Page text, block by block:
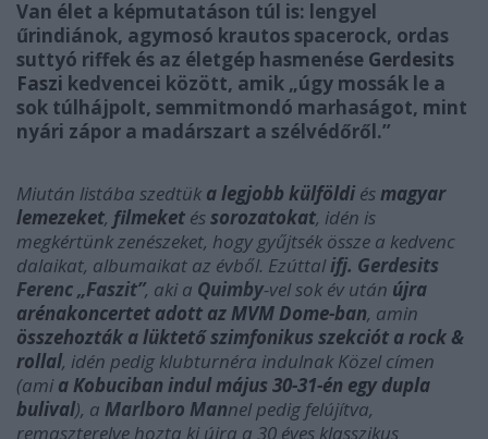
Van élet a képmutatáson túl is: lengyel
űrindiánok, agymosó krautos spacerock, ordas
suttyó riffek és az életgép hasmenése Gerdesits
Faszi kedvencei között, amik „úgy mossák le a
sok túlhájpolt, semmitmondó marhaságot, mint
nyári zápor a madárszart a szélvédőről.”
Miután listába szedtük a legjobb külföldi és magyar
lemezeket, filmeket éssorozatokat, idén is
megkértünk zenészeket, hogy gyűjtsék össze a kedvenc
dalaikat, albumaikat az évből. Ezúttalifj. Gerdesits
Ferenc „Faszit”, aki a Quimby-vel sok év után újra
arénakoncertet adott az MVM Dome-ban, amin
összehozták a lüktető szimfonikus szekciót a rock &
rollal, idén pedig klubturnéra indulnak Közel címen
(ami a Kobuciban indul május 30-31-én egy dupla
bulival), a Marlboro Mannel pedig felújítva,
remaszterelve hozta ki újra a 30 éves klasszikus